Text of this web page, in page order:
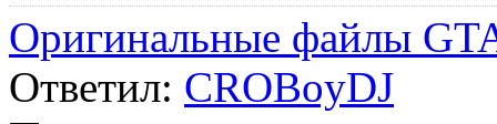
Оригинальные файлы
Ответил: CROBoyDJ